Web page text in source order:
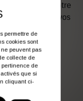
d’optimiser votre
et de vos
?
permettre de
cookies sont
peuvent pas
collecte de
pertinence de
que si
cliquant ci-